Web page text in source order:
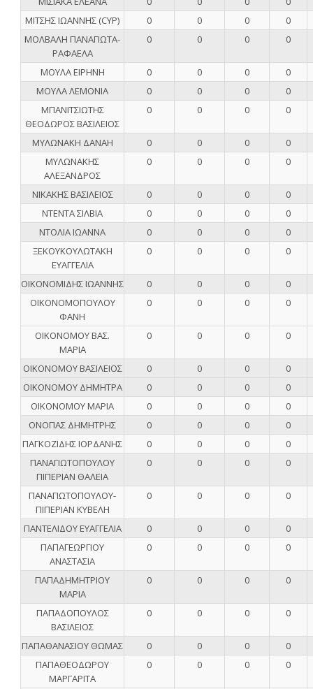
ΜΙΤΣΗΣ ΙΩΑΝΝΗΣ (CYP)
0 0 0
0
ΜΟΛΒΑΛΗ ΠΑΝΑΓΙΩΤΑ-
ΡΑΦΑΕΛΑ
0 0 0 0
ΜΟΥΛΑ ΕΙΡΗΝΗ 0 0 0
0
ΜΟΥΛΑ ΛΕΜΟΝΙΑ
0 0 0
0
ΜΠΑΝΙΤΣΙΩΤΗΣ
ΘΕΟΔΩΡΟΣ ΒΑΣΙΛΕΙΟΣ
0 0 0 0
ΜΥΛΩΝΑΚΗ ΔΑΝΑΗ 0 0 0
0
ΜΥΛΩΝΑΚΗΣ
ΑΛΕΞΑΝΔΡΟΣ
0 0 0 0
ΝΙΚΑΚΗΣ ΒΑΣΙΛΕΙΟΣ 0 0 0
0
ΝΤΕΝΤΑ ΣΙΛΒΙΑ
0 0 0
0
ΝΤΟΛΙΑ ΙΩΑΝΝΑ
0 0 0
0
ΞΕΚΟΥΚΟΥΛΩΤΑΚΗ
ΕΥΑΓΓΕΛΙΑ
0 0 0 0
ΟΙΚΟΝΟΜΙΔΗΣ ΙΩΑΝΝΗΣ 0 0 0
0
ΟΙΚΟΝΟΜΟΠΟΥΛΟΥ
ΦΑΝΗ
0 0 0 0
ΟΙΚΟΝΟΜΟΥ ΒΑΣ.
ΜΑΡΙΑ
0 0 0 0
ΟΙΚΟΝΟΜΟΥ ΒΑΣΙΛΕΙΟΣ 0 0 0
0
ΟΙΚΟΝΟΜΟΥ ΔΗΜΗΤΡΑ
0 0 0
0
ΟΙΚΟΝΟΜΟΥ ΜΑΡΙΑ
0 0 0
0
ΟΝΟΠΑΣ ΔΗΜΗΤΡΗΣ
0 0 0
0
ΠΑΓΚΟΖΙΔΗΣ ΙΟΡΔΑΝΗΣ
0 0 0
0
ΠΑΝΑΓΙΩΤΟΠΟΥΛΟΥ
ΠΙΠΕΡΙΑΝ ΘΑΛΕΙΑ
0 0 0 0
ΠΑΝΑΓΙΩΤΟΠΟΥΛΟΥ-
ΠΙΠΕΡΙΑΝ ΚΥΒΕΛΗ
0 0 0 0
ΠΑΝΤΕΛΙΔΟΥ ΕΥΑΓΓΕΛΙΑ 0 0 0
0
ΠΑΠΑΓΕΩΡΓΙΟΥ
ΑΝΑΣΤΑΣΙΑ
0 0 0 0
ΠΑΠΑΔΗΜΗΤΡΙΟΥ
ΜΑΡΙΑ
0 0 0 0
ΠΑΠΑΔΟΠΟΥΛΟΣ
ΒΑΣΙΛΕΙΟΣ
0 0 0 0
ΠΑΠΑΘΑΝΑΣΙΟΥ ΘΩΜΑΣ 0 0 0
0
ΠΑΠΑΘΕΟΔΩΡΟΥ
ΜΑΡΓΑΡΙΤΑ
0 0 0 0